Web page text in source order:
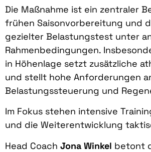
Die Maßnahme ist ein zentraler
frühen Saisonvorbereitung und
gezielter Belastungstest unter
Rahmenbedingungen.
in Höhenlage setzt zusätzliche
und stellt hohe Anforderungen
Belastungssteuerung und
Im Fokus stehen intensive
und die Weiterentwicklung
Head Coach Jona Winkel betont